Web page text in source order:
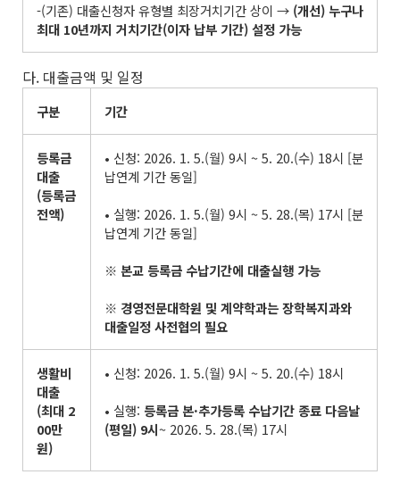
-(기존) 대출신청자 유형별 최장거치기간 상이 → (개선) 누구나
최대 10년까지 거치기간(이자 납부 기간)설정 가능
다. 대출금액 및 일정
구분 기간
등록금
대출
(등록금
전액)
• 신청: 2026. 1. 5.(월) 9시 ~ 5. 20.(수) 18시 [분
납연계 기간 동일]
• 실행: 2026. 1. 5.(월) 9시 ~ 5. 28.(목) 17시 [분
납연계 기간 동일]
※ 본교 등록금 수납기간에 대출실행 가능
※ 경영전문대학원 및 계약학과는 장학복지과와
대출일정 사전협의 필요
생활비
대출
(최대 2
00만
원)
• 신청: 2026. 1. 5.(월) 9시 ~ 5. 20.(수) 18시
• 실행: 등록금 본·추가등록 수납기간 종료 다음날
(평일) 9시~ 2026. 5. 28.(목) 17시